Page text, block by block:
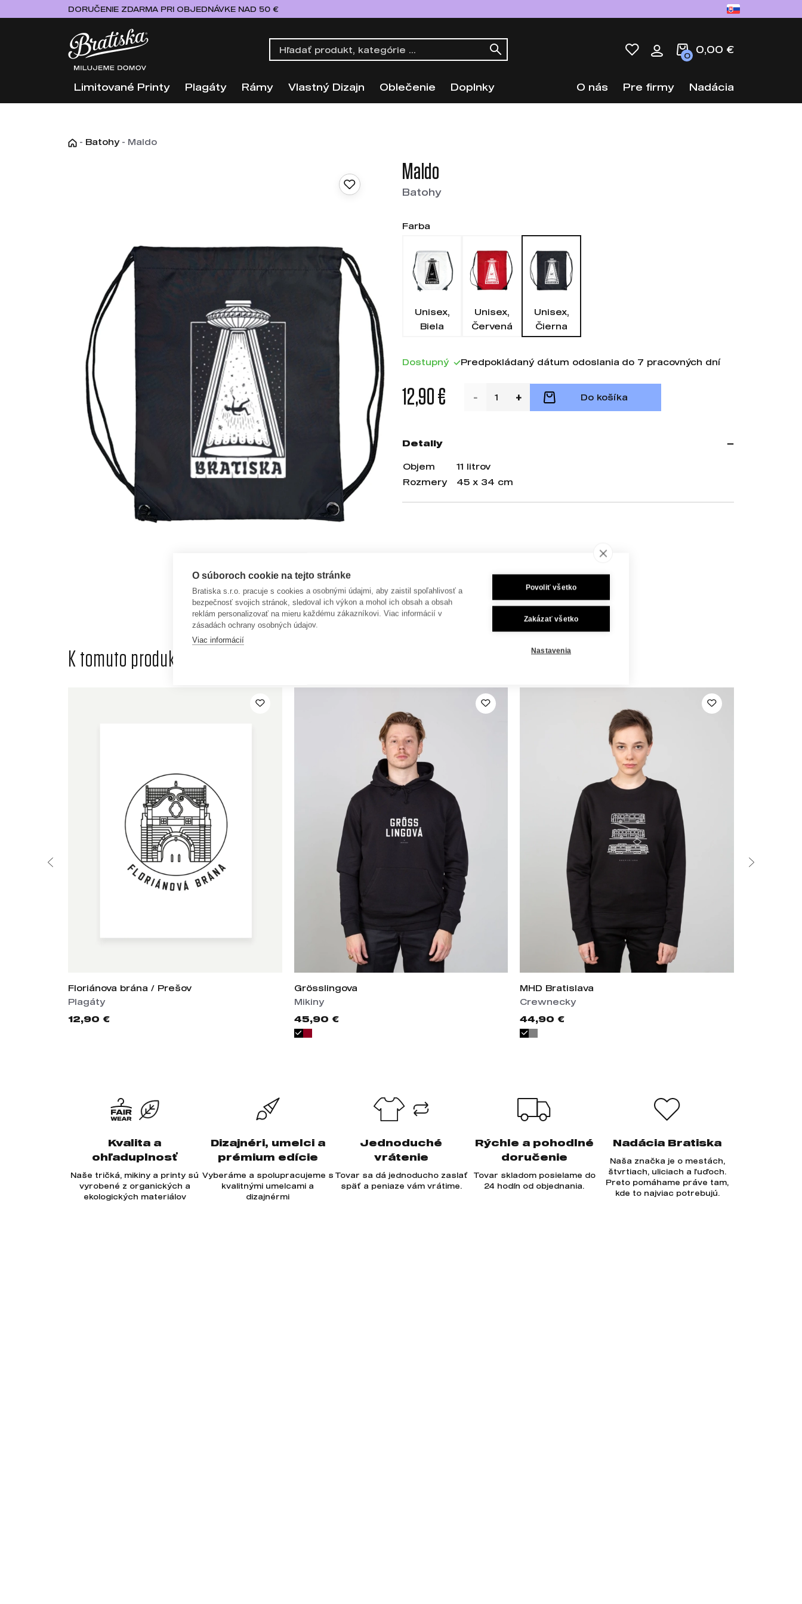
DORUČENIE ZDARMA PRI OBJEDNÁVKE NAD 50 €
0
0,00 €
Limitované Printy Plagáty Rámy Vlastný Dizajn Oblečenie Doplnky O nás Pre firmy Nadácia
- Batohy - Maldo
Maldo
Batohy
Farba
Unisex,
Biela
Unisex,
Červená
Unisex,
Čierna
Dostupný Predpokládaný dátum odoslania do 7 pracovných dní
12,90 € Do košíka
Detaily
Objem
11 litrov
Rozmery
45 x 34 cm
K tomuto produktu odporúčame dokúpiť aj
Floriánova brána / Prešov
Plagáty
12,90 €
Grösslingova
Mikiny
45,90 €
MHD Bratislava
Crewnecky
44,90 €
Kvalita a
ohľaduplnosť
Naše tričká, mikiny a printy sú
vyrobené z organických a
ekologických materiálov
Dizajnéri, umelci a
prémium edície
Vyberáme a spolupracujeme s
kvalitnými umelcami a
dizajnérmi
Jednoduché
vrátenie
Tovar sa dá jednoducho zaslať
späť a peniaze vám vrátime.
Rýchle a pohodlné
doručenie
Tovar skladom posielame do
24 hodín od objednania.
Nadácia Bratiska
Naša značka je o mestách,
štvrtiach, uliciach a ľuďoch.
Preto pomáhame práve tam,
kde to najviac potrebujú.
O súboroch cookie na tejto stránke
Bratiska s.r.o. pracuje s cookies a osobnými údajmi, aby zaistil spoľahlivosť a
bezpečnosť svojich stránok, sledoval ich výkon a mohol ich obsah a obsah
reklám personalizovať na mieru každému zákazníkovi. Viac informácií v
zásadách ochrany osobných údajov.
Viac informácií
Povoliť všetko
Zakázať všetko
Nastavenia